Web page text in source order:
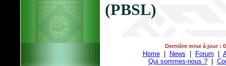
(PBSL)
Dernière mise à jour :
Home| News Forum
Qui sommes-nous ?